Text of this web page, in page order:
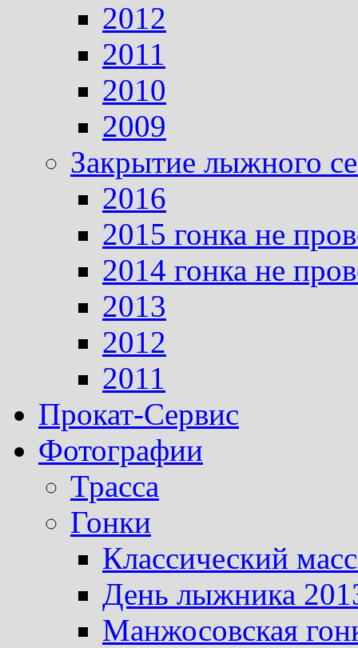
2012
2011
2010
2009
Закрытие лыжного
2016
2015 гонка не
2014 гонка не
2013
2012
2011
Прокат-Сервис
Фотографии
Трасса
Гонки
Классический
День лыжника
Манжосовская